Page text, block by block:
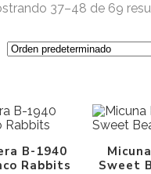
37–48 de 69
B-1940
Rabbits
Sweet